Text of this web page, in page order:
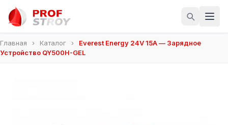
Главная › Каталог ›
Everest Energy 24V 15A — Зарядное
Устройство QY500H-GEL